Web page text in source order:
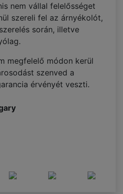
nem vállal felelősséget
szereli fel az árnyékolót,
során, illetve
megfelelő módon kerül
szenved a
érvényét veszti.